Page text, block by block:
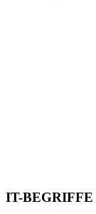
IT-